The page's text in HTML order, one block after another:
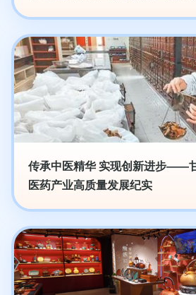
传承中医精华 实现创新进步——
医药产业高质量发展纪实